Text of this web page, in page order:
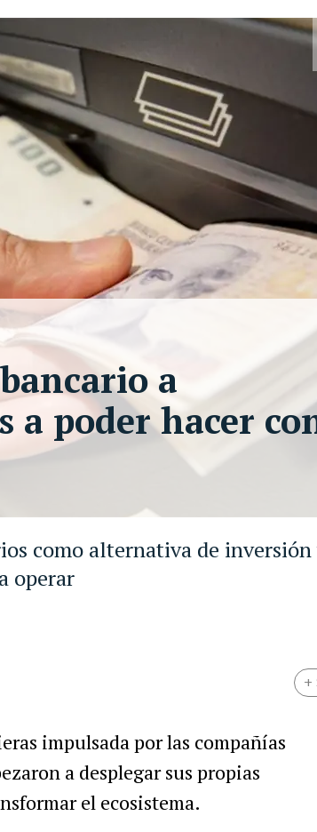
como alternativa de
operar
a
a poder hacer
+
impulsada por las compañías
a desplegar sus propias
el ecosistema.